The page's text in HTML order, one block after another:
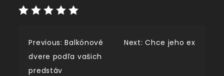
Navigace
Previous: Balkónové
dvere podľa vašich
predstáv
Next: Chce jeho ex